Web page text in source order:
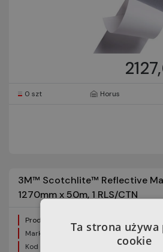
0 szt Horus
3M™ Scotchlite™ Reflective
1270mm x 50m, 1 RLS/CTN
Producent:
Marka:
Scotchlite™
Kod produktu:
Ta strona
cookie